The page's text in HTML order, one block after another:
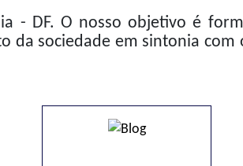
- DF. O nosso objetivo é
sociedade em sintonia com